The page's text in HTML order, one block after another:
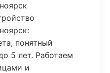
понятный
5 лет. Работаем
и